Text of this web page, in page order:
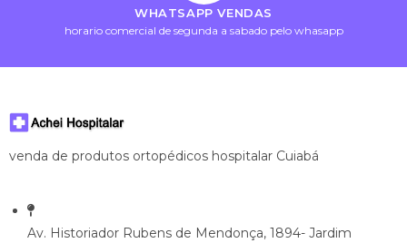
WHATSAPP VENDAS
horario comercial de segunda a sabado pelo whasapp
venda de produtos ortopédicos hospitalar Cuiabá
Av. Historiador Rubens de Mendonça, 1894- Jardim